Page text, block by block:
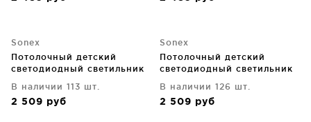
Sonex
Потолочный детский
светодиодный светильник
В наличии 113 шт.
2 509 руб
Sonex
Потолочный детский
светодиодный светильник
В наличии 126 шт.
2 509 руб